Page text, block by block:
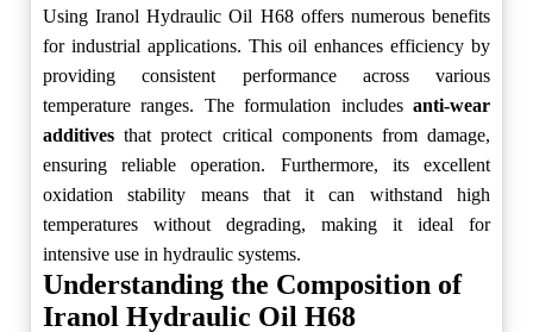
Using Iranol Hydraulic Oil H68 offers numerous benefits
for industrial applications. This oil enhances efficiency by
providing consistent performance across various
temperature ranges. The formulation includes anti-wear
additives that protect critical components from damage,
ensuring reliable operation. Furthermore, its excellent
oxidation stability means that it can withstand high
temperatures without degrading, making it ideal for
intensive use in hydraulic systems.
Understanding the Composition of
Iranol Hydraulic Oil H68